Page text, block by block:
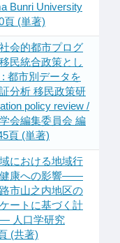
Bunri University
頁 (単著)
会的都市プログ
民統合政策とし
都市別データを
分析 移民政策研
policy review /
会編集委員会 編
頁 (単著)
における地域行
康への影響――
市山之内地区の
ートに基づく計
人口学研究
(共著)